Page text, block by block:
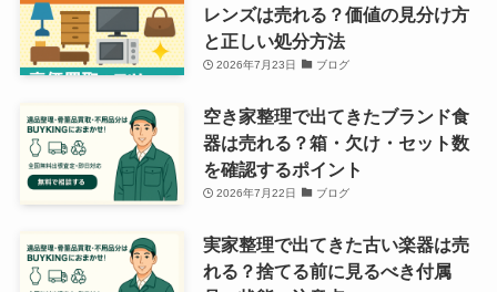
レンズは売れる？価値の見分け方
と正しい処分方法
2026年7月23日 ブログ
空き家整理で出てきたブランド食
器は売れる？箱・欠け・セット数
を確認するポイント
2026年7月22日 ブログ
実家整理で出てきた古い楽器は売
れる？捨てる前に見るべき付属